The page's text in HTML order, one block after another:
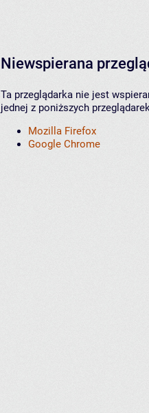
Niewspierana
Ta przeglądarka nie jest
jednej z poniższych
Mozilla Firefox
Google Chrome